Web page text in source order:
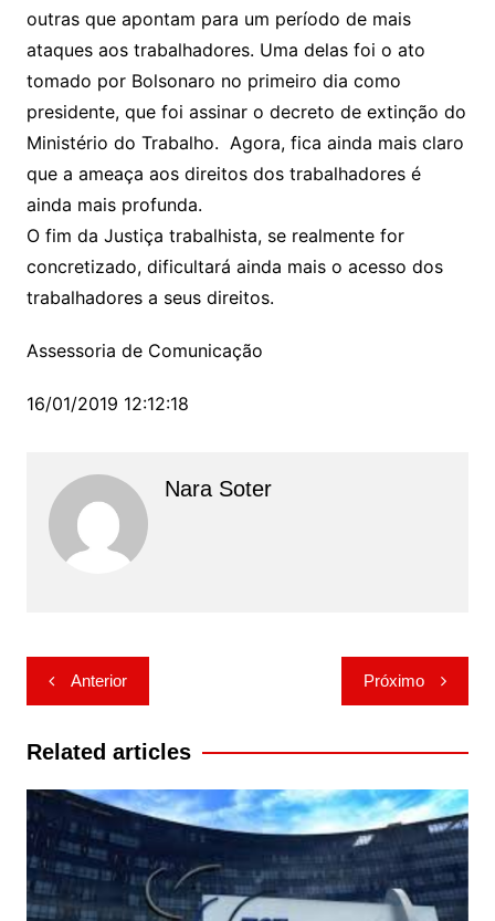
outras que apontam para um período de mais
ataques aos trabalhadores. Uma delas foi o ato
tomado por Bolsonaro no primeiro dia como
presidente, que foi assinar o decreto de extinção do
Ministério do Trabalho. Agora, fica ainda mais claro
que a ameaça aos direitos dos trabalhadores é
ainda mais profunda.
O fim da Justiça trabalhista, se realmente for
concretizado, dificultará ainda mais o acesso dos
trabalhadores a seus direitos.
Assessoria de Comunicação
16/01/2019 12:12:18
Nara Soter
Navegação
de
Post
Anterior Próximo
Related articles